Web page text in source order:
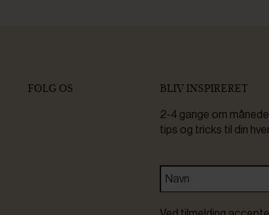
FØLG OS BLIV INSPIRERET
2-4 gange om
tips og tricks til din